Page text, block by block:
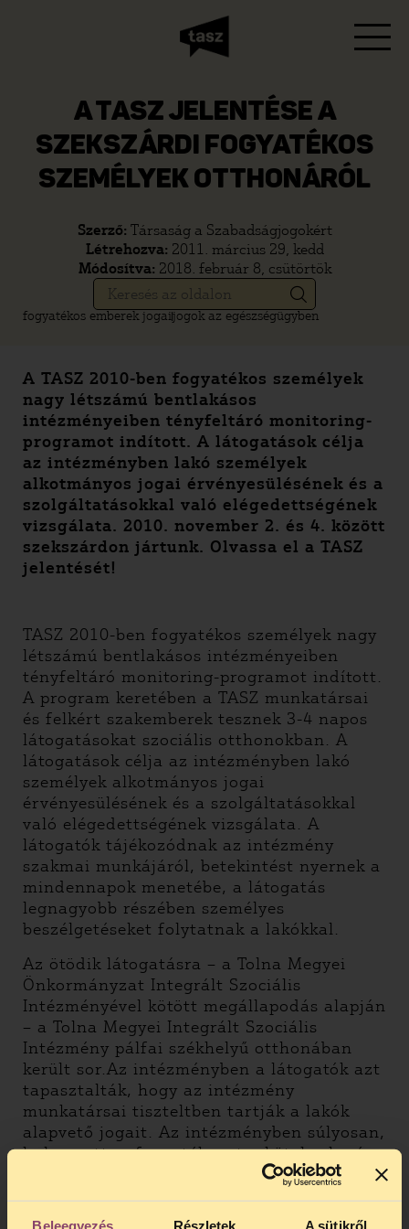
Beleegyezés Részletek A sütikről
A TASZ JELENTÉSE A
SZEKSZÁRDI FOGYATÉKOS
SZEMÉLYEK OTTHONÁRÓL
Szerző: Társaság a Szabadságjogokért
Létrehozva: 2011. március 29, kedd
Módosítva: 2018. február 8, csütörtök
fogyatékos emberek jogaijogok az egészségügyben
A TASZ 2010-ben fogyatékos személyek
nagy létszámú bentlakásos
intézményeiben tényfeltáró monitoring-
programot indított. A látogatások célja
az intézményben lakó személyek
alkotmányos jogai érvényesülésének és a
szolgáltatásokkal való elégedettségének
vizsgálata. 2010. november 2. és 4. között
szekszárdon jártunk. Olvassa el a TASZ
jelentését!
TASZ 2010-ben fogyatékos személyek nagy
létszámú bentlakásos intézményeiben
tényfeltáró monitoring-programot indított.
A program keretében a TASZ munkatársai
és felkért szakemberek tesznek 3-4 napos
látogatásokat szociális otthonokban. A
látogatások célja az intézményben lakó
személyek alkotmányos jogai
érvényesülésének és a szolgáltatásokkal
való elégedettségének vizsgálata. A
látogatók tájékozódnak az intézmény
szakmai munkájáról, betekintést nyernek a
mindennapok menetébe, a látogatás
legnagyobb részében személyes
beszélgetéseket folytatnak a lakókkal.
Az ötödik látogatásra – a Tolna Megyei
Önkormányzat Integrált Szociális
Intézményével kötött megállapodás alapján
– a Tolna Megyei Integrált Szociális
Intézmény pálfai székhelyű otthonában
került sor.Az intézményben a látogatók azt
tapasztalták, hogy az intézmény
munkatársai tiszteltben tartják a lakók
alapvető jogait. Az intézményben súlyosan,
halmozottan fogyatékos, tanköteles korú
személyek is élnek, azonban számukra nem
igénybe vételének lehetősége annak